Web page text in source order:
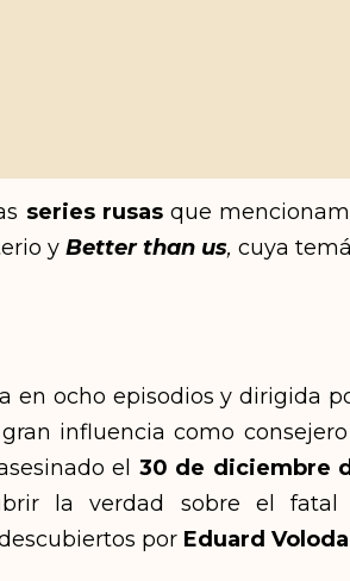
series rusasque
y Better than us, cuya
en ocho episodios y dirigida
influencia como
el 30 de diciembre
la verdad sobre el fatal
por Eduard